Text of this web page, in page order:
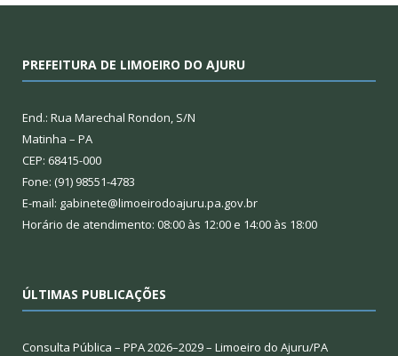
PREFEITURA DE LIMOEIRO DO AJURU
End.: Rua Marechal Rondon, S/N
Matinha – PA
CEP: 68415-000
Fone: (91) 98551-4783
E-mail: gabinete@limoeirodoajuru.pa.gov.br
Horário de atendimento: 08:00 às 12:00 e 14:00 às 18:00
ÚLTIMAS PUBLICAÇÕES
Consulta Pública – PPA 2026–2029 – Limoeiro do Ajuru/PA